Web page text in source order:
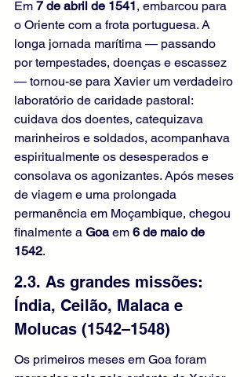
Em 7 de abril de 1541, embarcou para
o Oriente com a frota portuguesa. A
longa jornada marítima — passando
por tempestades, doenças e escassez
— tornou-se para Xavier um verdadeiro
laboratório de caridade pastoral:
cuidava dos doentes, catequizava
marinheiros e soldados, acompanhava
espiritualmente os desesperados e
consolava os agonizantes. Após meses
de viagem e uma prolongada
permanência em Moçambique, chegou
finalmente a Goa em 6 de maio de
1542.
2.3. As grandes missões:
Índia, Ceilão, Malaca e
Molucas (1542–1548)
Os primeiros meses em Goa foram